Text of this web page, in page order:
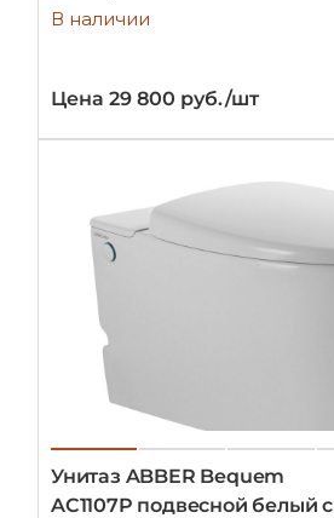
В наличии
Цена 29 800 руб./шт
Унитаз ABBER Bequem
AC1107P подвесной белый с